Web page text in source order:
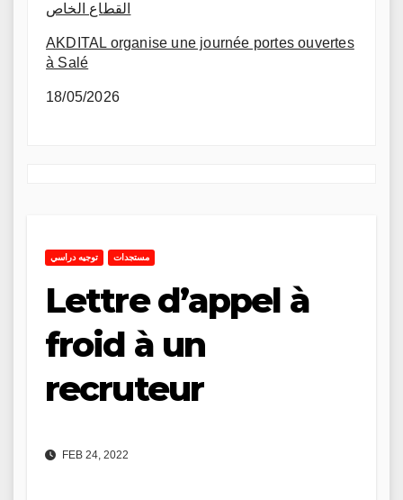
القطاع الخاص
AKDITAL organise une journée portes ouvertes
à Salé
18/05/2026
توجيه دراسي مستجدات
Lettre d’appel à
froid à un
recruteur
FEB 24, 2022